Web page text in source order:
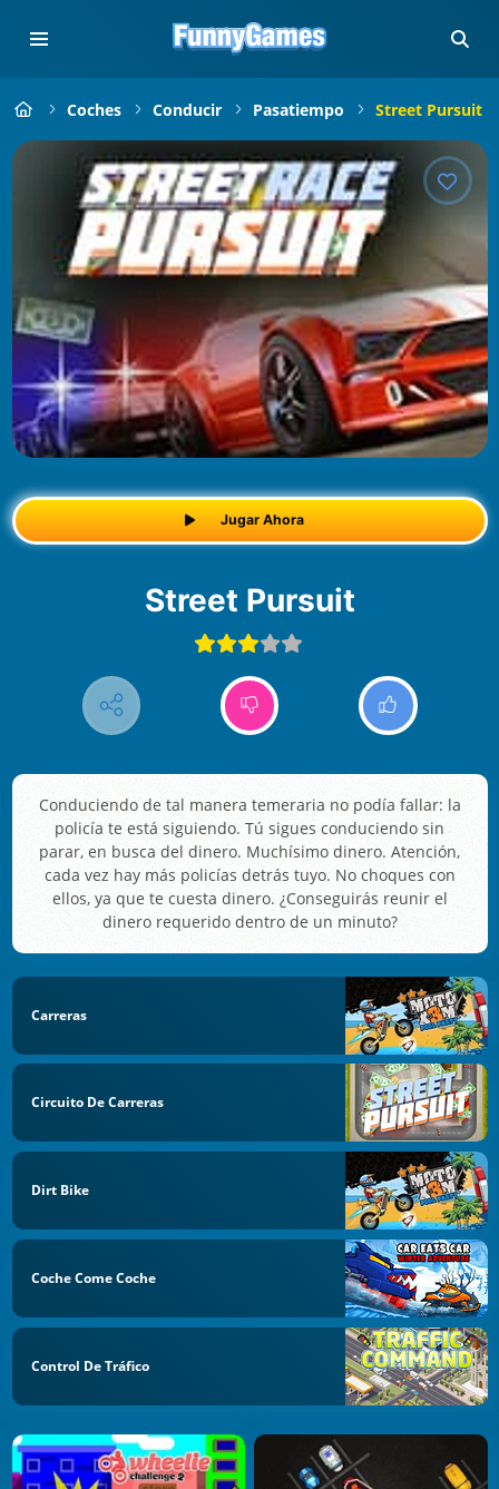
Coches Conducir Pasatiempo Street Pursuit
Jugar Ahora
Street Pursuit
Conduciendo de tal manera temeraria no podía fallar: la
policía te está siguiendo. Tú sigues conduciendo sin
parar, en busca del dinero. Muchísimo dinero. Atención,
cada vez hay más policías detrás tuyo. No choques con
ellos, ya que te cuesta dinero. ¿Conseguirás reunir el
dinero requerido dentro de un minuto?
Carreras
Circuito De Carreras
Dirt Bike
Coche Come Coche
Control De Tráfico